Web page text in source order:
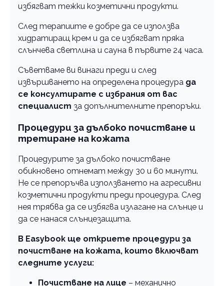
избягват тежки козметични продукти.
След терапиите е добре да се използва
хидратиращ крем и да се избягват пряка
слънчева светлина и сауна в първите 24 часа.
Съветваме ви винаги преди и след
извършването на определена процедура да
се консултирате с избрания от вас
специалист за допълнителните препоръки.
Процедури за дълбоко почистване и
третиране на кожата
Процедурите за дълбоко почистване
обикновено отнемат между 30 и 60 минути.
Не се препоръчва използването на агресивни
козметични продукти преди процедура. След
нея трябва да се избягва излагане на слънце и
да се нанася слънцезащита.
В Easybook ще откриете процедури за
почистване на кожата, които включват
следните услуги:
Почистване на лице – механично